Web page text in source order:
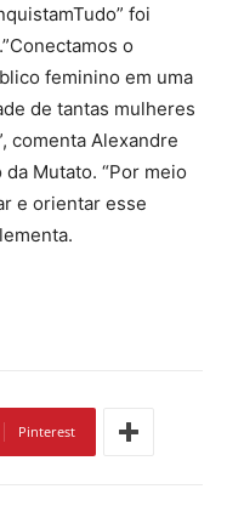
foi
o
feminino em uma
de tantas mulheres
comenta Alexandre
Mutato. “Por meio
e orientar esse
Pinterest